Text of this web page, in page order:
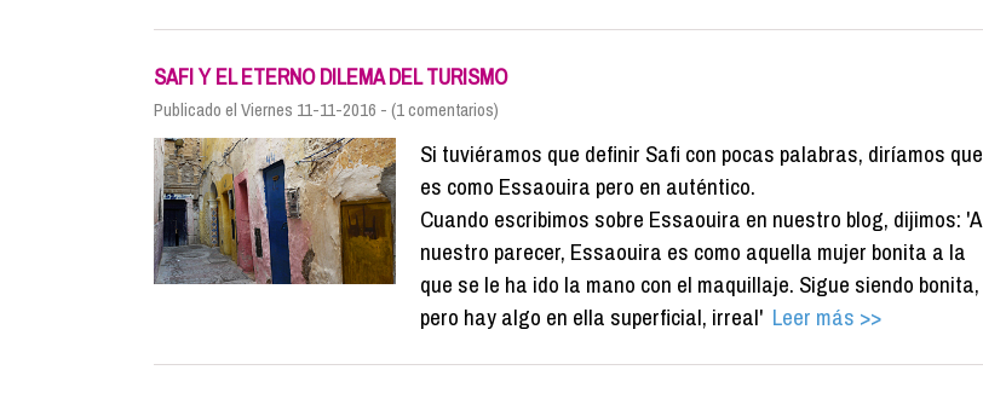
SAFI Y EL ETERNO DILEMA DEL TURISMO
Publicado el Viernes 11-11-2016 - (1 comentarios)
Si tuviéramos que definir Safi con pocas palabras, diríamos que
es como Essaouira pero en auténtico.
Cuando escribimos sobre Essaouira en nuestro blog, dijimos: 'A
nuestro parecer, Essaouira es como aquella mujer bonita a la
que se le ha ido la mano con el maquillaje. Sigue siendo bonita,
pero hay algo en ella superficial, irreal' Leer más >>